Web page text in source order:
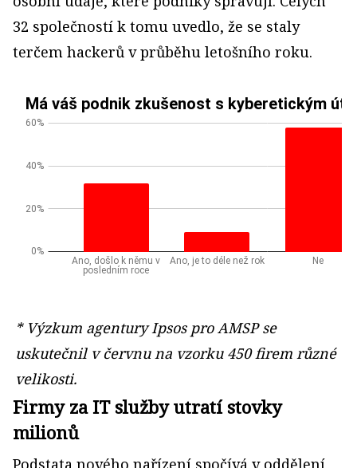
32 společností k tomu uvedlo, že se staly
terčem hackerů v průběhu letošního roku.
* Výzkum agentury Ipsos pro AMSP se
uskutečnil v červnu na vzorku 450 firem různé
velikosti.
Firmy za IT služby utratí stovky
milionů
Podstata nového nařízení spočívá v oddělení